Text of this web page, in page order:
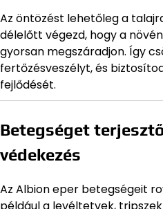
Az öntözést lehetőleg a
délelőtt végezd, hogy a
gyorsan megszáradjon. Így
fertőzésveszélyt, és
fejlődését.
Betegséget
védekezés
Az Albion eper betegségeit